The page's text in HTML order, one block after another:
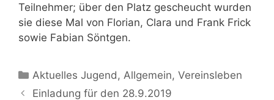
Teilnehmer; über den Platz gescheucht wurden
sie diese Mal von Florian, Clara und Frank Frick
sowie Fabian Söntgen.
Kategorien
Aktuelles Jugend , Allgemein,Vereinsleben
Einladung für den 28.9.2019